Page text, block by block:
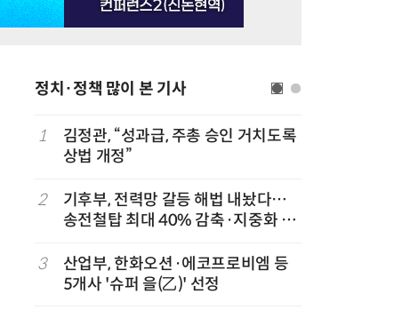
정치·정책 많이 본 기사
1
김정관, “성과급, 주총 승인 거치도록
상법 개정”
2
기후부, 전력망 갈등 해법 내놨다…
송전철탑 최대 40% 감축·지중화 확
3
산업부, 한화오션·에코프로비엠 등
5개사 '슈퍼 을(乙)' 선정